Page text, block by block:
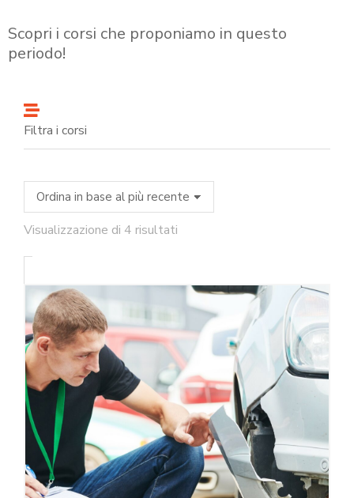
Scopri i corsi che proponiamo in questo
periodo!
Filtra i corsi
Visualizzazione di 4 risultati